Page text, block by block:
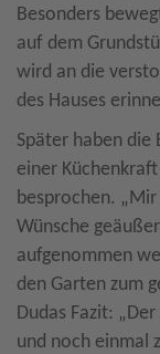
Besonders
auf dem
wird an die
des Hauses
Später haben
einer
besprochen.
Wünsche
aufgenommen
den Garten zum
Dudas Fazit:
und noch einmal